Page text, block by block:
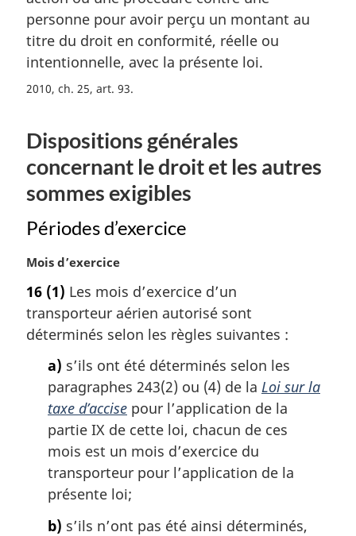
m
a
g
i
:
personne pour avoir perçu un montant au
titre du droit en conformité, réelle ou
intentionnelle, avec la présente loi.
2010, ch. 25, art. 93
Dispositions générales
concernant le droit et les autres
sommes exigibles
Périodes d’exercice
N
t
e
m
Mois d’exercice
16 (1) Les mois d’exercice d’un
transporteur aérien autorisé sont
déterminés selon les règles suivantes :
a) s’ils ont été déterminés selon les
paragraphes 243(2) ou (4) de la Loi sur la
taxe d’accise pour l’application de la
partie IX de cette loi, chacun de ces
mois est un mois d’exercice du
transporteur pour l’application de la
présente loi;
b) s’ils n’ont pas été ainsi déterminés,